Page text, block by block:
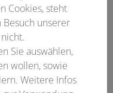
der
Cookies, steht
unserer
Sie auswählen,
wollen, sowie
Weitere Infos